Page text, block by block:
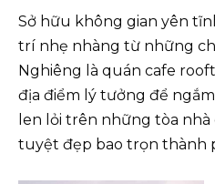
Sở hữu không gian yên
trí nhẹ nhàng từ những
Nghiêng là quán cafe
địa điểm lý tưởng để
len lỏi trên những tòa
tuyệt đẹp bao trọn thành